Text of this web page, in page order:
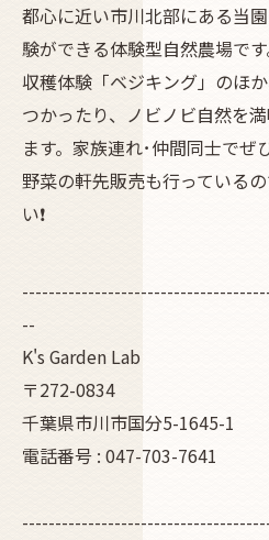
都心に近い市川北部にある当
験ができる体験型自然農場です
収穫体験「ベジキング」のほ
つかったり、ノビノビ自然を
ます。家族連れ･仲間同士でぜ
野菜の軒先販売も行っている
い❗
--
K's Garden Lab
〒272-0834
千葉県市川市国分5-1645-1
電話番号 : 047-703-7641